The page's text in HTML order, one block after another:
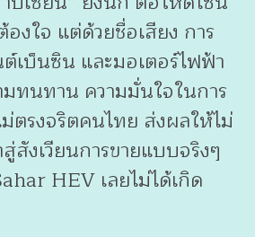
งใจ แต่ด้วยชื่อเสียง การ
ต์เบ็นซิน และมอเตอร์ไฟฟ้า
ทนทาน ความมั่นใจในการ
ตรงจริตคนไทย ส่งผลให้ไม่
สังเวียนการขายแบบจริงๆ
HEV เลยไม่ได้เกิด